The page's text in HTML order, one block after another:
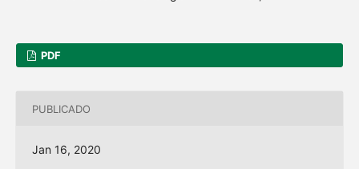
PDF
PUBLICADO
Jan 16, 2020